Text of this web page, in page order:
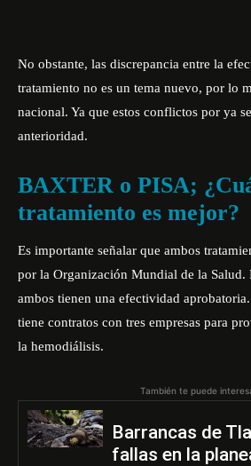
No obstante, las discrepancia entre la
tratamiento no es un tema nuevo, por lo
nacional. Ya que estos conflictos por ya
anterioridad.
BAXTER o PISA;
tratamiento es mejor?
Es importante señalar que ambos
por la Organización Mundial de la Salud.
ambos tienen una efectividad
tiene contratos con tres empresas para
la hemodiálisis.
También te puede
Barrancas de
fallas en la